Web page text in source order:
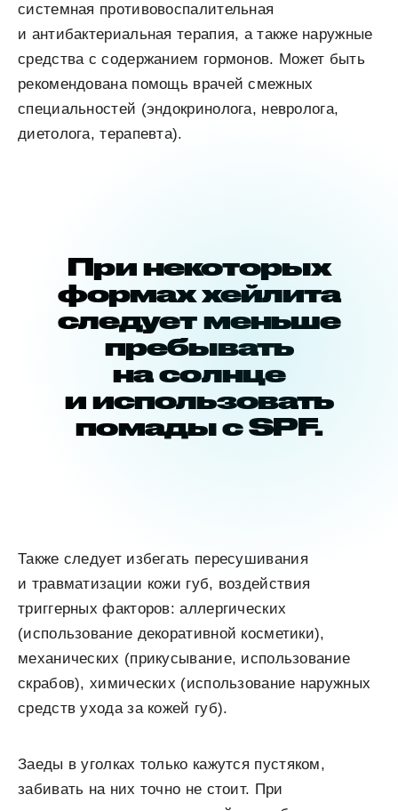
системная противовоспалительная
и антибактериальная терапия, а также наружные
средства с содержанием гормонов. Может быть
рекомендована помощь врачей смежных
специальностей (эндокринолога, невролога,
диетолога, терапевта).
При некоторых
формах хейлита
следует меньше
пребывать
на солнце
и использовать
помады с SPF.
Также следует избегать пересушивания
и травматизации кожи губ, воздействия
триггерных факторов: аллергических
(использование декоративной косметики),
механических (прикусывание, использование
скрабов), химических (использование наружных
средств ухода за кожей губ).
Заеды в уголках только кажутся пустяком,
забивать на них точно не стоит. При